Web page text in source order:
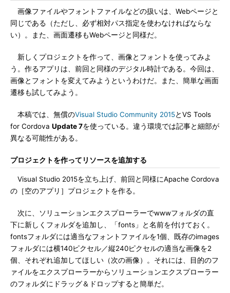
画像ファイルやフォントファイルなどの扱いは、Webページと
同じである（ただし、必ず相対パス指定を使わなければならな
い）。また、画面遷移もWebページと同様だ。
新しくプロジェクトを作って、画像とフォントを使ってみよ
う。作るアプリは、前回と同様のデジタル時計である。今回は、
画像とフォントを変えてみようというわけだ。また、簡単な画面
遷移も試してみよう。
本稿では、無償のVisual Studio Community 2015とVS Tools
for Cordova Update 7を使っている。違う環境では記事と細部が
異なる可能性がある。
プロジェクトを作ってリソースを追加する
Visual Studio 2015を立ち上げ、前回と同様にApache Cordova
の［空のアプリ］プロジェクトを作る。
次に、ソリューションエクスプローラーでwwwフォルダの直
下に新しくフォルダを追加し、「fonts」と名前を付けておく。
fontsフォルダには適当なフォントファイルを1個、既存のimages
フォルダには横140ピクセル／縦240ピクセルの適当な画像を2
個、それぞれ追加してほしい（次の画像）。それには、目的のフ
ァイルをエクスプローラーからソリューションエクスプローラー
のフォルダにドラッグ＆ドロップすると簡単だ。